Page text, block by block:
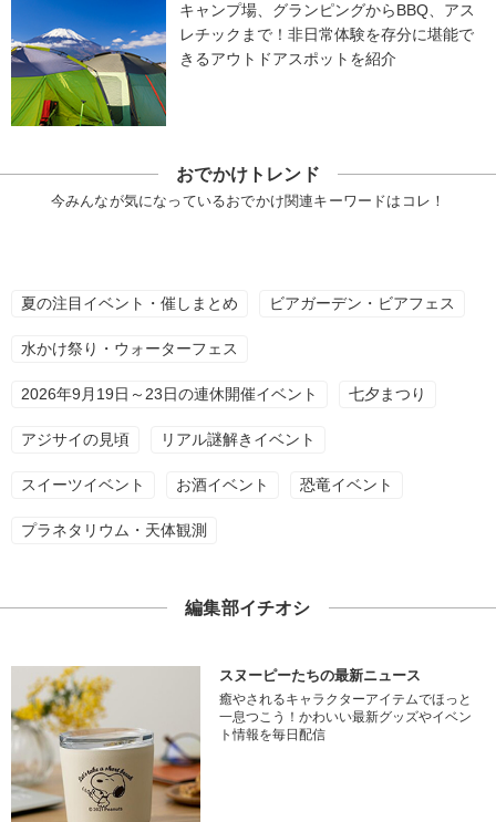
キャンプ場、グランピングからBBQ、アス
レチックまで！非日常体験を存分に堪能で
きるアウトドアスポットを紹介
おでかけトレンド
今みんなが気になっているおでかけ関連キーワードはコレ！
夏の注目イベント・催しまとめ ビアガーデン・ビアフェス
水かけ祭り・ウォーターフェス
2026年9月19日～23日の連休開催イベント 七夕まつり
アジサイの見頃 リアル謎解きイベント
スイーツイベント お酒イベント 恐竜イベント
プラネタリウム・天体観測
編集部イチオシ
スヌーピーたちの最新ニュース
癒やされるキャラクターアイテムでほっと
一息つこう！かわいい最新グッズやイベン
ト情報を毎日配信